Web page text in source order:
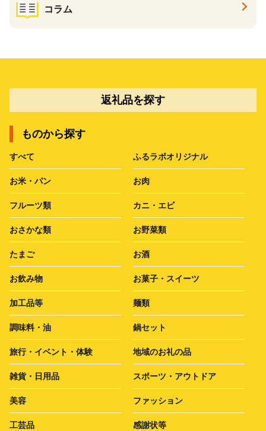
コラム
返礼品を探す
ものから探す
すべて ふるラボオリジナル
お米・パン お肉
フルーツ類 カニ・エビ
おさかな類 お野菜類
たまご お酒
お飲み物 お菓子・スイーツ
加工品等 麺類
調味料・油 鍋セット
旅行・イベント・体験 地域のお礼の品
雑貨・日用品 スポーツ・アウトドア
美容 ファッション
工芸品 感謝状等